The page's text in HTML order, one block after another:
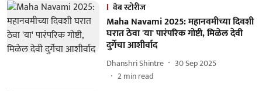
वेब स्टोरीज
Maha Navami 2025: महानवमीच्या दिवशी
घरात ठेवा 'या' पारंपरिक गोष्टी, मिळेल देवी
दुर्गेचा आशीर्वाद
Dhanshri Shintre
30 Sep 2025
2min read